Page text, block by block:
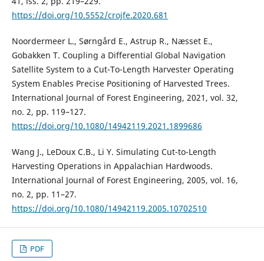
https://doi.org/10.5552/crojfe.2020.681
Noordermeer L., Sørngård E., Astrup R., Næsset E.,
Gobakken T. Coupling a Differential Global Navigation
Satellite System to a Cut-To-Length Harvester Operating
System Enables Precise Positioning of Harvested Trees.
International Journal of Forest Engineering, 2021, vol. 32,
no. 2, pp. 119–127.
https://doi.org/10.1080/14942119.2021.1899686
Wang J., LeDoux C.B., Li Y. Simulating Cut-to-Length
Harvesting Operations in Appalachian Hardwoods.
International Journal of Forest Engineering, 2005, vol. 16,
no. 2, pp. 11–27.
https://doi.org/10.1080/14942119.2005.10702510
PDF